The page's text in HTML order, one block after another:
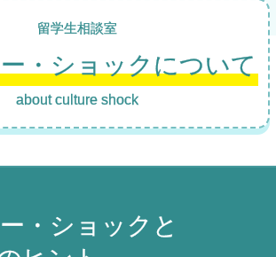
留学生相談室
・ ショック について
about culture shock
・ ショックと